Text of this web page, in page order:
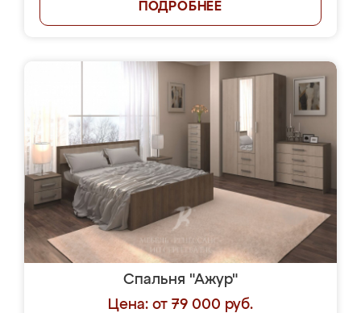
ПОДРОБНЕЕ
Спальня "Ажур"
Цена: от 79 000 руб.